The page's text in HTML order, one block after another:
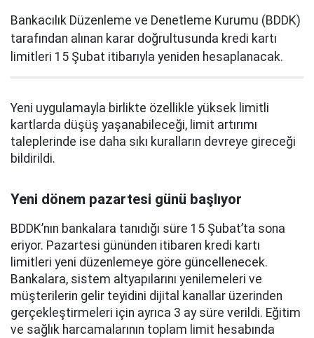
Bankacılık Düzenleme ve Denetleme Kurumu (BDDK)
tarafından alınan karar doğrultusunda kredi kartı
limitleri 15 Şubat itibarıyla yeniden hesaplanacak.
Yeni uygulamayla birlikte özellikle yüksek limitli
kartlarda düşüş yaşanabileceği, limit artırımı
taleplerinde ise daha sıkı kuralların devreye gireceği
bildirildi.
Yeni dönem pazartesi günü başlıyor
BDDK’nın bankalara tanıdığı süre 15 Şubat’ta sona
eriyor. Pazartesi gününden itibaren kredi kartı
limitleri yeni düzenlemeye göre güncellenecek.
Bankalara, sistem altyapılarını yenilemeleri ve
müşterilerin gelir teyidini dijital kanallar üzerinden
gerçekleştirmeleri için ayrıca 3 ay süre verildi. Eğitim
ve sağlık harcamalarının toplam limit hesabında